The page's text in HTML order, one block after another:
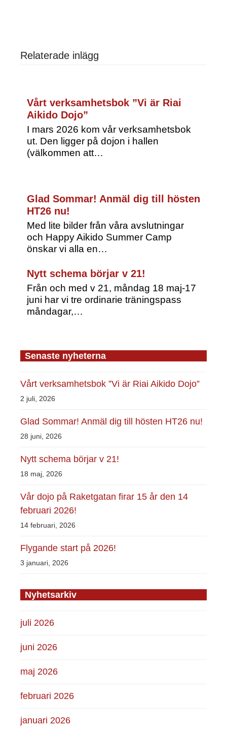
Relaterade inlägg
Vårt verksamhetsbok ”Vi är Riai
Aikido Dojo”
I mars 2026 kom vår verksamhetsbok
ut. Den ligger på dojon i hallen
(välkommen att…
Glad Sommar! Anmäl dig till hösten
HT26 nu!
Med lite bilder från våra avslutningar
och Happy Aikido Summer Camp
önskar vi alla en…
Nytt schema börjar v 21!
Från och med v 21, måndag 18 maj-17
juni har vi tre ordinarie träningspass
måndagar,…
Senaste nyheterna
Vårt verksamhetsbok ”Vi är Riai Aikido Dojo”
2 juli, 2026
Glad Sommar! Anmäl dig till hösten HT26 nu!
28 juni, 2026
Nytt schema börjar v 21!
18 maj, 2026
Vår dojo på Raketgatan firar 15 år den 14
februari 2026!
14 februari, 2026
Flygande start på 2026!
3 januari, 2026
Nyhetsarkiv
juli 2026
juni 2026
maj 2026
februari 2026
januari 2026